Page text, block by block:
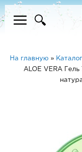
На главную » Каталог
ALOE VERA